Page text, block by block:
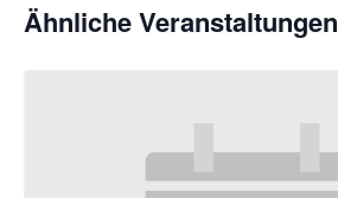
Ähnliche Veranstaltungen